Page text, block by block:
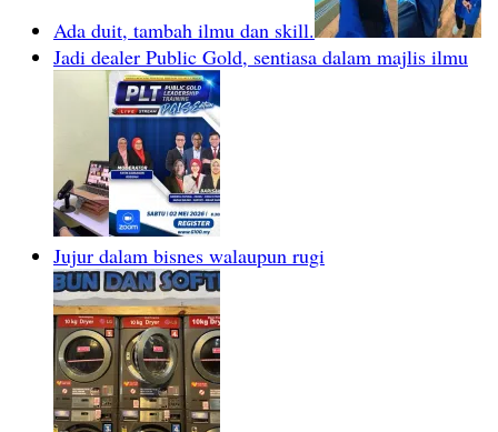
Ada duit, tambah ilmu dan skill.
Jadi dealer Public Gold, sentiasa dalam majlis ilmu
Jujur dalam bisnes walaupun rugi